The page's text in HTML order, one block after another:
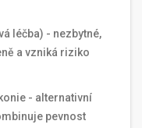
léčba) - nezbytné,
a vzniká riziko
- alternativní
pevnost